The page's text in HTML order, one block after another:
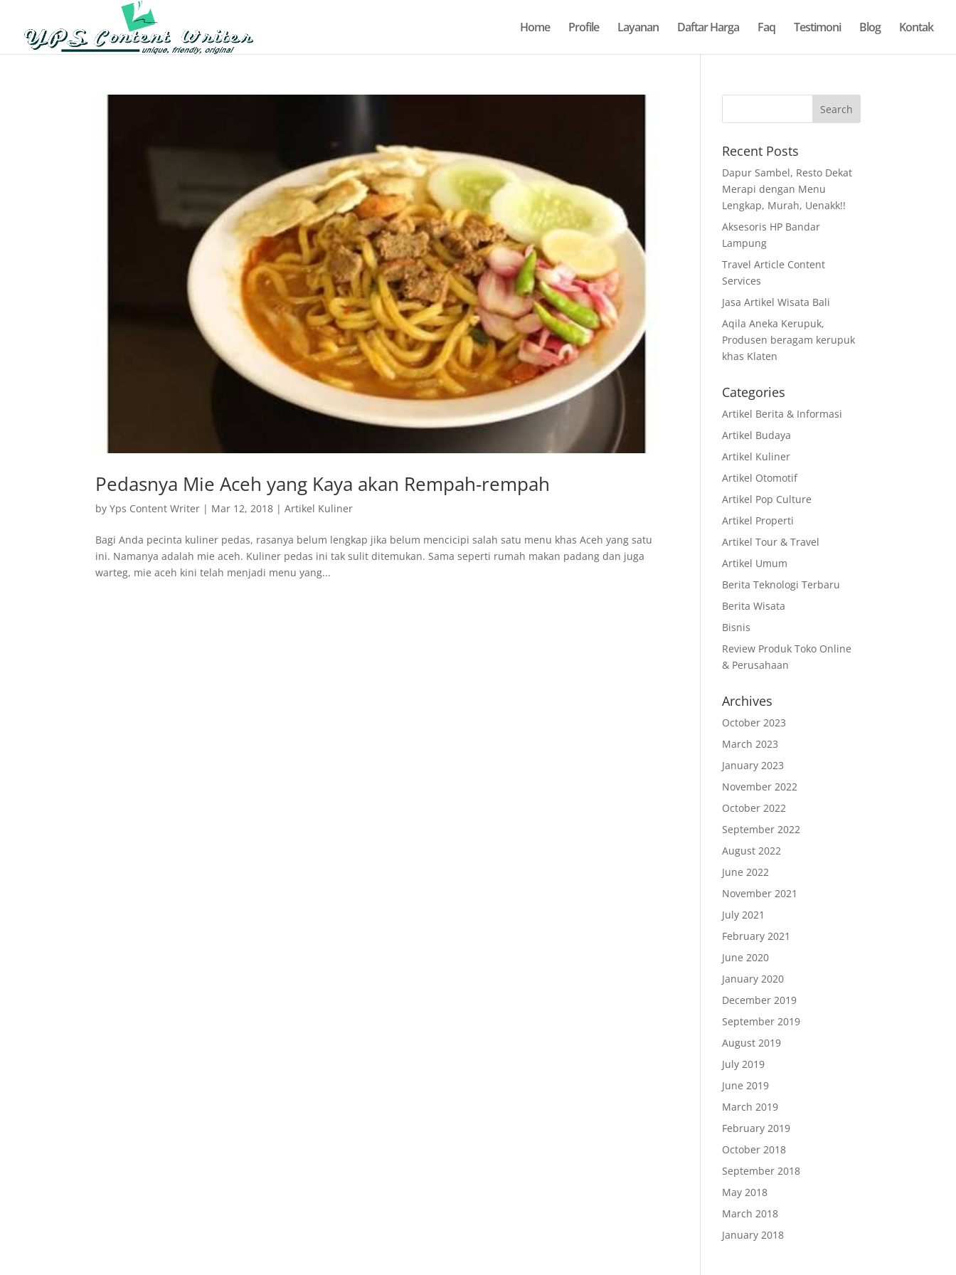
Home Profile Layanan Daftar Harga Faq Testimoni Blog Kontak
Pedasnya Mie Aceh yang Kaya akan Rempah-rempah
byYps Content Writer | Mar 12, 2018 |Artikel Kuliner
Bagi Anda pecinta kuliner pedas, rasanya belum lengkap jika belum mencicipi salah satu menu khas Aceh yang satu
ini. Namanya adalah mie aceh. Kuliner pedas ini tak sulit ditemukan. Sama seperti rumah makan padang dan juga
warteg, mie aceh kini telah menjadi menu yang...
Recent Posts
Dapur Sambel, Resto Dekat
Merapi dengan Menu
Lengkap, Murah, Uenakk!!
Aksesoris HP Bandar
Lampung
Travel Article Content
Services
Jasa Artikel Wisata Bali
Aqila Aneka Kerupuk,
Produsen beragam kerupuk
khas Klaten
Categories
Artikel Berita & Informasi
Artikel Budaya
Artikel Kuliner
Artikel Otomotif
Artikel Pop Culture
Artikel Properti
Artikel Tour & Travel
Artikel Umum
Berita Teknologi Terbaru
Berita Wisata
Bisnis
Review Produk Toko Online
& Perusahaan
Archives
October 2023
March 2023
January 2023
November 2022
October 2022
September 2022
August 2022
June 2022
November 2021
July 2021
February 2021
June 2020
January 2020
December 2019
September 2019
August 2019
July 2019
June 2019
March 2019
February 2019
October 2018
September 2018
May 2018
March 2018
January 2018